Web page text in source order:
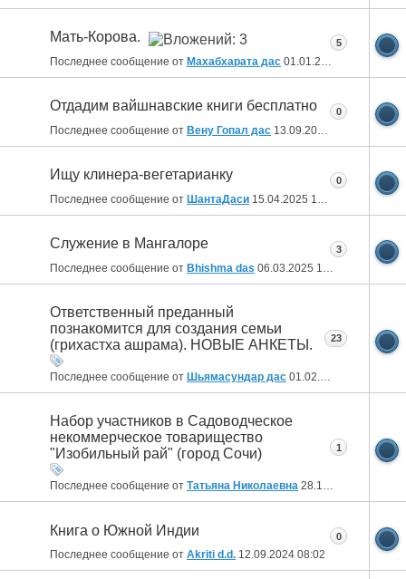
Мать-Корова.
Последнее сообщение от Махабхарата дас 01.01.2026
5
Отдадим вайшнавские книги бесплатно
Последнее сообщение от Вену Гопал дас 13.09.2025
0
Ищу клинера-вегетарианку
Последнее сообщение от ШантаДаси 15.04.2025 16:46
0
Служение в Мангалоре
Последнее сообщение от Bhishma das 06.03.2025 10:31
3
Ответственный преданный
познакомится для создания семьи
(грихастха ашрама). НОВЫЕ АНКЕТЫ.
Последнее сообщение от Шьямасундар дас 01.02.2025
23
Набор участников в Садоводческое
некоммерческое товарищество
"Изобильный рай" (город Сочи)
Последнее сообщение от Татьяна Николаевна 28.10.2024
1
Книга о Южной Индии
Последнее сообщение от Akriti d.d. 12.09.2024 08:02
0